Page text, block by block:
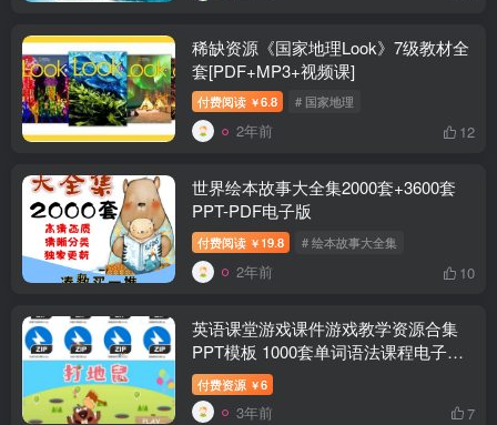
稀缺资源《国家地理Look》7级教材全
套[PDF+MP3+视频课]
付费阅读 ￥6.8 # 国家地理
2年前 12
世界绘本故事大全集2000套+3600套
PPT-PDF电子版
付费阅读 ￥ 19.8 # 绘本故事大全集
2年前 10
英语课堂游戏课件游戏教学资源合集
PPT模板 1000套单词语法课程电子版
素材幼儿园大中小班小学一二三四年级
早教启蒙高清a4学前班
付费资源 ￥6
3年前 7